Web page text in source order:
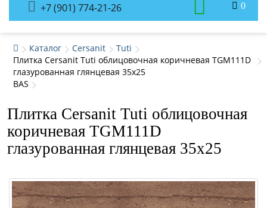
+7 (901) 774-21-26 0
Каталог Cersanit
Tuti
Плитка Cersanit Tuti облицовочная коричневая TGM111D
глазурованная глянцевая 35x25
BAS
Плитка Cersanit Tuti облицовочная
коричневая TGM111D
глазурованная глянцевая 35x25